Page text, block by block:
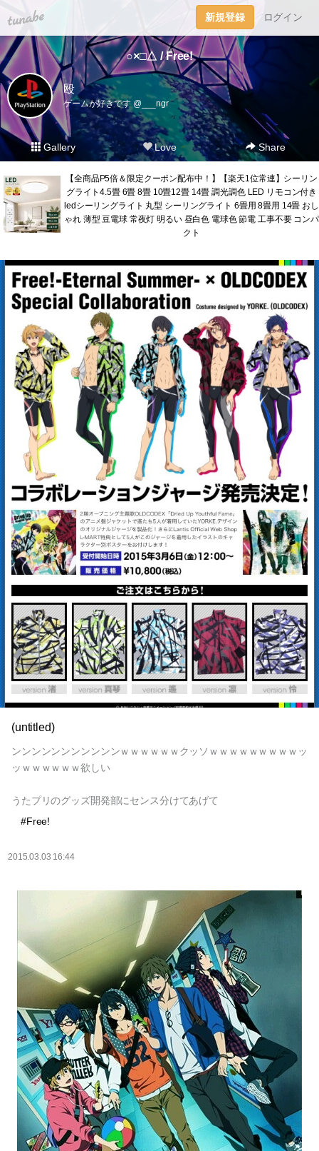
tuna.be 新規登録 ログイン
○×□△ / Free!
殴
ゲームが好きです @___ngr
Gallery Love Share
【全商品P5倍＆限定クーポン配布中！】【楽天1位常連】シーリン
グライト4.5畳 6畳 8畳 10畳12畳 14畳 調光調色 LED リモコン付き
ledシーリングライト 丸型 シーリングライト 6畳用 8畳用 14畳 おし
ゃれ 薄型 豆電球 常夜灯 明るい 昼白色 電球色 節電 工事不要 コンパ
クト
(untitled)
ンンンンンンンンンンンｗｗｗｗｗｗクッソｗｗｗｗｗｗｗｗｗッ
ッｗｗｗｗｗｗ欲しい
うたプリのグッズ開発部にセンス分けてあげて
#Free!
2015.03.03 16:44